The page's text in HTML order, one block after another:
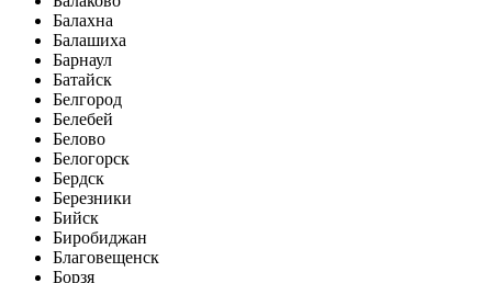
Балахна
Балашиха
Барнаул
Батайск
Белгород
Белебей
Белово
Белогорск
Бердск
Березники
Бийск
Биробиджан
Благовещенск
Борзя